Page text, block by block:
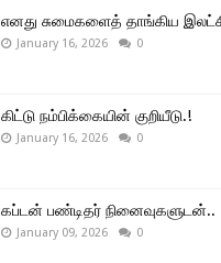
எனது சுமைகளைத் தாங்கிய
January 16, 2026 0
கிட்டு நம்பிக்கையின் குறியீடு.!
January 16, 2026 0
கப்டன் பண்டிதர் நினைவுகளுடன்..
January 09, 2026 0